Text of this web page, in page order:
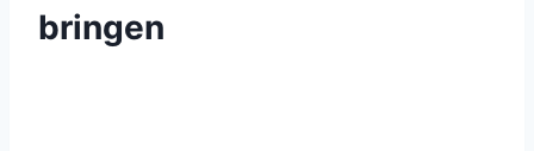
bringen